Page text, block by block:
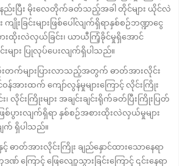
နည်းပြီး မိုးလေတိုက်ခတ်သည့်အခါ တိုင်များ ယိုင်လဲ
း ကျိုးခြင်းများဖြစ်ပေါ်လျက်ရှိရာနှစ်စဉ်ဘဏ္ဍာငွေ
းထိုးလဲလှယ်ခြင်း၊ ယာယီကြံ့ခိုင်မှုရှိအောင်
းများ ပြုလုပ်ပေးလျက်ရှိပါသည်။
တက်များပြားလာသည့်အတွက် ဓာတ်အားလိုင်း
င်ဝန်အားထက် ကျော်လွန်မှုများကြောင့် လိုင်းကြိုး
း၊ လိုင်းကြိုးများ အချင်းချင်းရိုက်ခတ်ပြီးကြိုးပြတ်
ဖြစ်ပွားလျက်ရှိရာ နှစ်စဉ်အစားထိုးလဲလှယ်မှုများ
က် ရှိပါသည်။
င့် ဓာတ်အားလိုင်းကြိုး ချည်နှောင်ထားသောနေရာ
ကြောင့် ဖြေလျော့သွားခြင်းကြောင့် ၎င်းနေရာ